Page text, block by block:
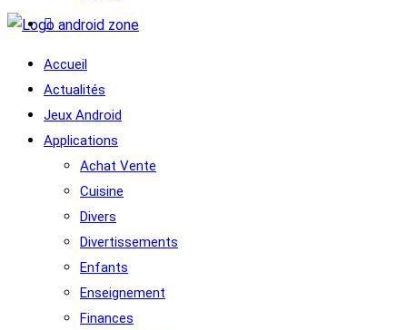
Accueil
Actualités
Jeux Android
Applications
Achat Vente
Cuisine
Divers
Divertissements
Enfants
Enseignement
Finances